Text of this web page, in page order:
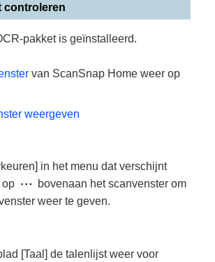
controleren
pakket is geïnstalleerd.
van ScanSnap Home weer op
weergeven
in het menu dat verschijnt
op
bovenaan het scanvenster om
weer te geven.
[Taal] de talenlijst weer voor